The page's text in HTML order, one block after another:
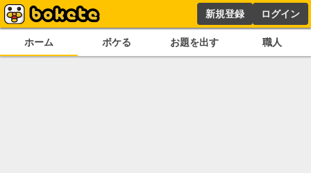
新規登録 ログイン
ホーム ボケる お題を出す 職人